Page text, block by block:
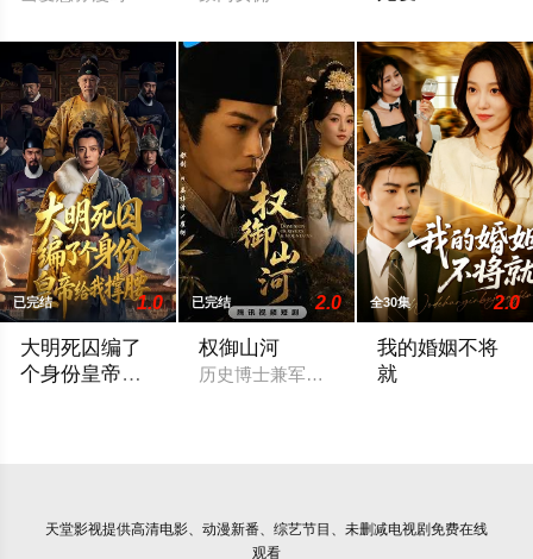
已完结 1.0
大明死囚编了
个身份皇帝给
已完结 2.0
权御山河
历史博士兼军事UP主穿越五代，冒充崔
全30集 2.0
我的婚姻不将
就
天堂影视提供高清电影、动漫新番、综艺节目、未删减电视剧免费在线
观看